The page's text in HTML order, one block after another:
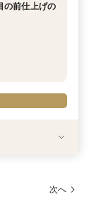
の前仕上げの
次へ